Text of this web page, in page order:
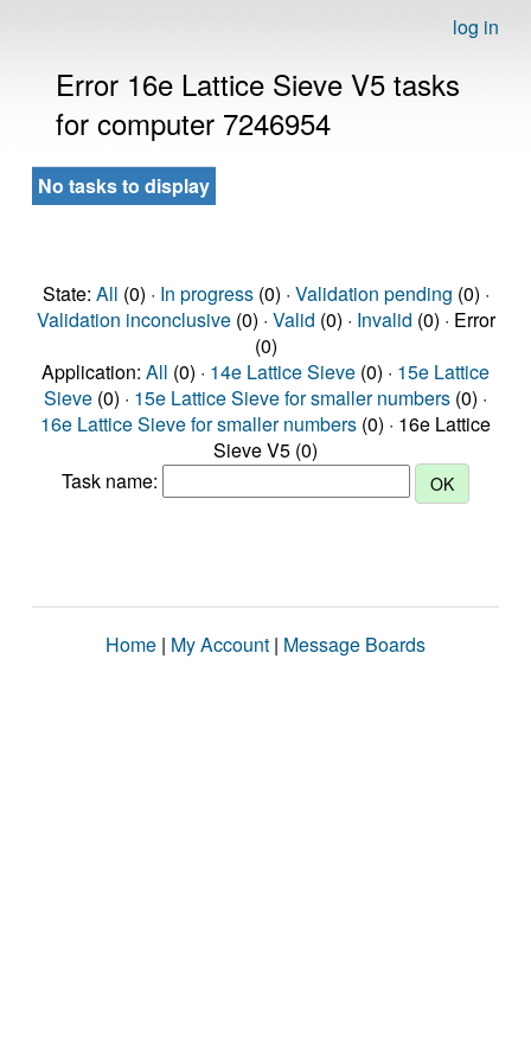
log in
Error 16e Lattice Sieve V5 tasks
for computer 7246954
No tasks to display
State: All (0) · In progress(0) · Validation pending (0) ·
Validation inconclusive(0) · Valid (0) · Invalid (0) · Error
(0)
Application: All (0) · 14e Lattice Sieve (0) · 15e Lattice
Sieve (0) · 15e Lattice Sieve for smaller numbers (0) ·
16e Lattice Sieve for smaller numbers (0) · 16e Lattice
Sieve V5 (0)
Task name:
Home | My Account | Message Boards